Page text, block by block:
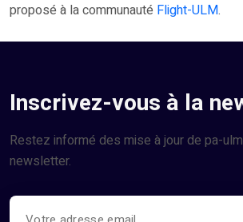
proposé à la communauté Flight-ULM.
Inscrivez-vous à la
Restez informé des mise à jour de pa-
newsletter.